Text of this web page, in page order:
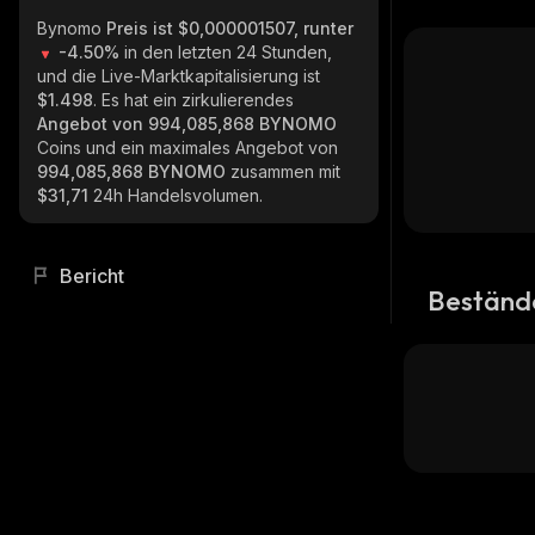
Bynomo Preis ist $0,000001507, runter
-4.50% in den letzten 24 Stunden,
und die Live-Marktkapitalisierung ist
$1.498. Es hat ein zirkulierendes
Angebot von 994,085,868 BYNOMO
Coins und ein maximales Angebot von
994,085,868 BYNOMO zusammen mit
$31,71 24h Handelsvolumen.
Bericht